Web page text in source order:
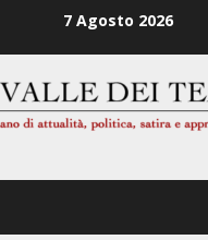
7 Agosto 2026